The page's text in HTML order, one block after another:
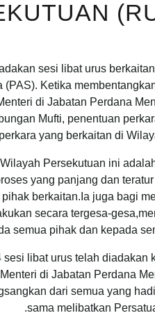
sesi libat urus
Ketika
di Jabatan Perdana
Mufti, penentuan
yang berkaitan di
Persekutuan ini
yang panjang dan
berkaitan.Ia juga bagi
secara tergesa-
semua pihak dan kepada
libat urus telah diadakan
di Jabatan Perdana
dari semua yang
sama melibatkan